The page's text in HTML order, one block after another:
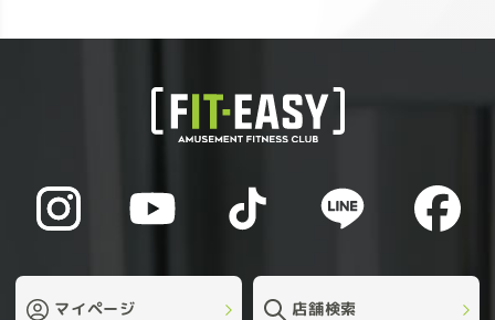
マイページ 店舗検索